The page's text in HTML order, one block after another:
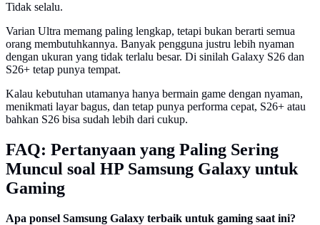
Tidak selalu.
Varian Ultra memang paling lengkap, tetapi bukan berarti semua
orang membutuhkannya. Banyak pengguna justru lebih nyaman
dengan ukuran yang tidak terlalu besar. Di sinilah Galaxy S26 dan
S26+ tetap punya tempat.
Kalau kebutuhan utamanya hanya bermain game dengan nyaman,
menikmati layar bagus, dan tetap punya performa cepat, S26+ atau
bahkan S26 bisa sudah lebih dari cukup.
FAQ: Pertanyaan yang Paling Sering
Muncul soal HP Samsung Galaxy untuk
Gaming
Apa ponsel Samsung Galaxy terbaik untuk gaming saat ini?